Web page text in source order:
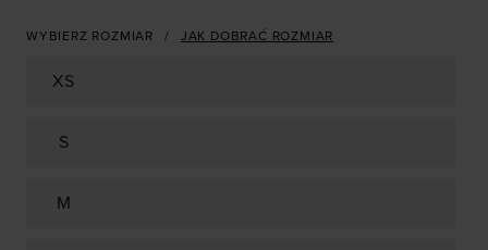
WYBIERZ ROZMIAR JAK DOBRAĆ ROZMIAR
XS
S
M